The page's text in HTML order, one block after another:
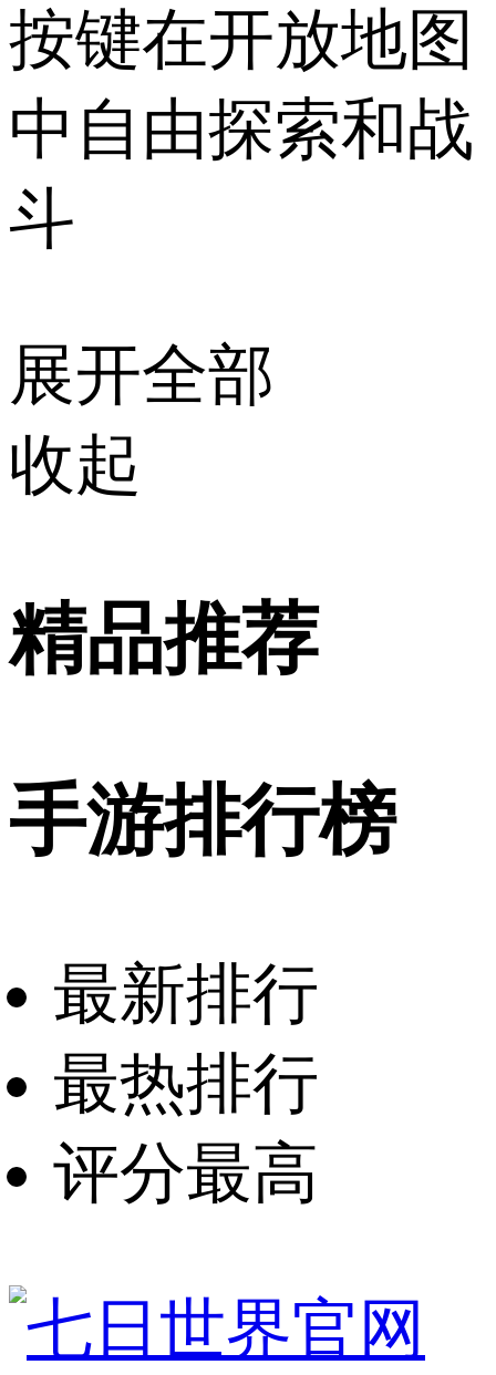
按键在开放地图
中自由探索和战
斗
展开全部
收起
精品推荐
手游排行榜
最新排行
最热排行
评分最高